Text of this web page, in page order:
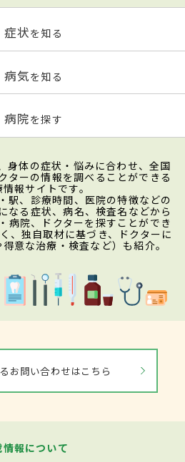
症状を知る
病気を知る
病院を探す
身体の症状・悩みに合わせ、全国
ターの情報を調べることができる
報サイトです。
駅、診療時間、医院の特徴などの
なる症状、病名、検査名などから
病院、ドクターを探すことができ
、独自取材に基づき、ドクターに
意な治療・検査など）も紹介。
お問い合わせはこちら
情報について